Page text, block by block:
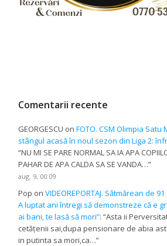
Comentarii recente
GEORGESCU onFOTO. CSM Olimpia Satu
stângul acasă în noul sezon din Liga 2:
“NU MI SE PARE NORMAL SA IA APA
PAHAR DE APA CALDA SA SE VANDA…”
aug. 9, 00:09
Pop onVIDEOREPORTAJ. Sătmărean de
A luptat ani întregi să demonstreze că e
ai bani, te lasă să mori”: “Asta ii
cetățenii sai,dupa pensionare de abia
in putinta sa mori,ca…”